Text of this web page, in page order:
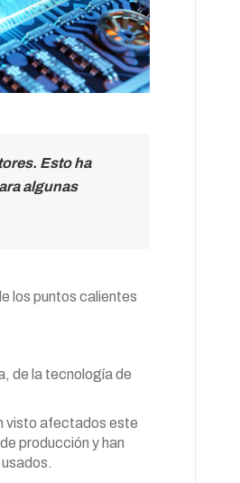
Esto ha
algunas
los puntos calientes
de la tecnología de
visto afectados este
producción y han